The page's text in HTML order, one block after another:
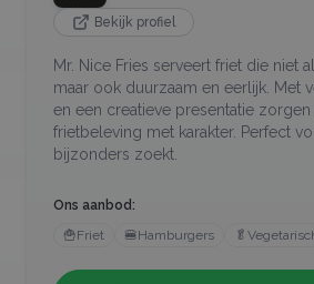
Bekijk profiel
Mr. Nice Fries serveert friet die niet
maar ook duurzaam en eerlijk. Met
en een creatieve presentatie
frietbeleving met karakter. Perfect
bijzonders zoekt.
Ons aanbod:
🍟Friet 🍔Hamburgers 🥬